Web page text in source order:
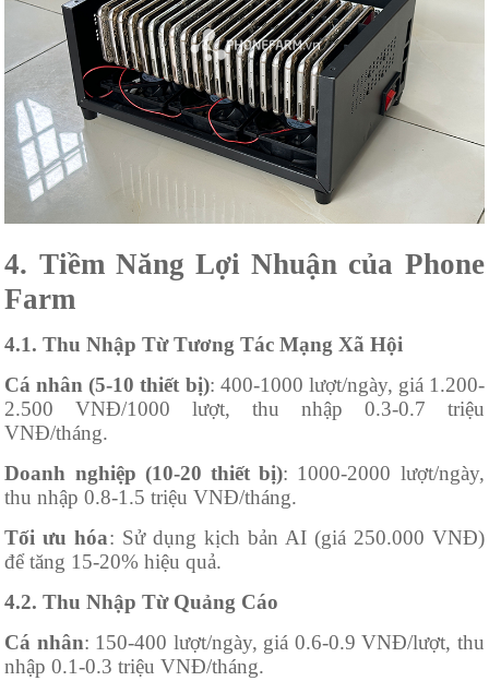
4. Tiềm Năng Lợi Nhuận của Phone
Farm
4.1. Thu Nhập Từ Tương Tác Mạng Xã Hội
Cá nhân (5-10 thiết bị): 400-1000 lượt/ngày, giá 1.200-
2.500 VNĐ/1000 lượt, thu nhập 0.3-0.7 triệu
VNĐ/tháng.
Doanh nghiệp (10-20 thiết bị): 1000-2000 lượt/ngày,
thu nhập 0.8-1.5 triệu VNĐ/tháng.
Tối ưu hóa: Sử dụng kịch bản AI (giá 250.000 VNĐ)
để tăng 15-20% hiệu quả.
4.2. Thu Nhập Từ Quảng Cáo
Cá nhân: 150-400 lượt/ngày, giá 0.6-0.9 VNĐ/lượt, thu
nhập 0.1-0.3 triệu VNĐ/tháng.